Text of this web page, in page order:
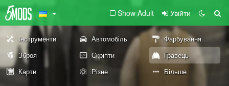
Show Adult Увійти
Інструменти Автомобіль
Фарбування
Зброя
Скріпти
Гравець
Карти
Різне Більше